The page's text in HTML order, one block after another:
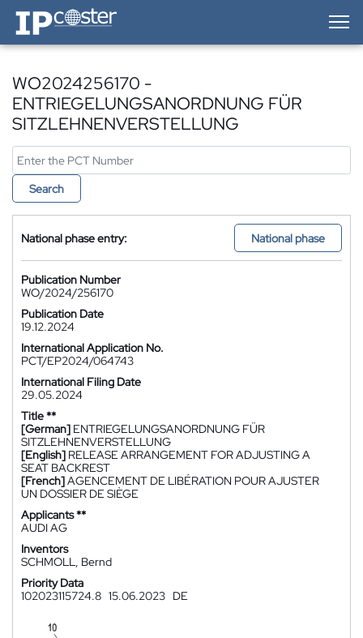
IP-Coster — Home
WO2024256170 -
ENTRIEGELUNGSANORDNUNG FÜR
SITZLEHNENVERSTELLUNG
Search
National phase entry: National phase
Publication Number
WO/2024/256170
Publication Date
19.12.2024
International Application No.
PCT/EP2024/064743
International Filing Date
29.05.2024
Title **
[German] ENTRIEGELUNGSANORDNUNG FÜR
SITZLEHNENVERSTELLUNG
[English] RELEASE ARRANGEMENT FOR ADJUSTING A
SEAT BACKREST
[French]AGENCEMENT DE LIBÉRATION POUR AJUSTER
UN DOSSIER DE SIÈGE
Applicants **
AUDI AG
Inventors
SCHMOLL, Bernd
Priority Data
102023115724.8 15.06.2023 DE